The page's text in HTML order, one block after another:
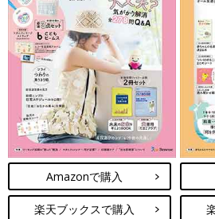
Amazonで購入
楽天ブックスで購入